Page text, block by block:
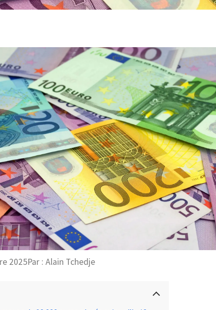
2025Par : Alain Tchedje